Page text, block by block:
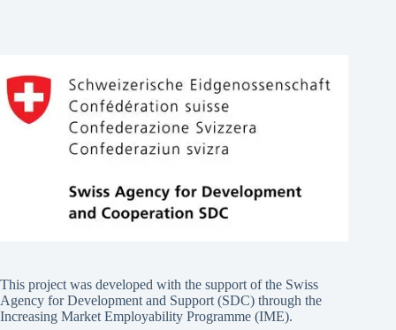
This project was developed with the support of the Swiss
Agency for Development and Support (SDC) through the
Increasing Market Employability Programme (IME).